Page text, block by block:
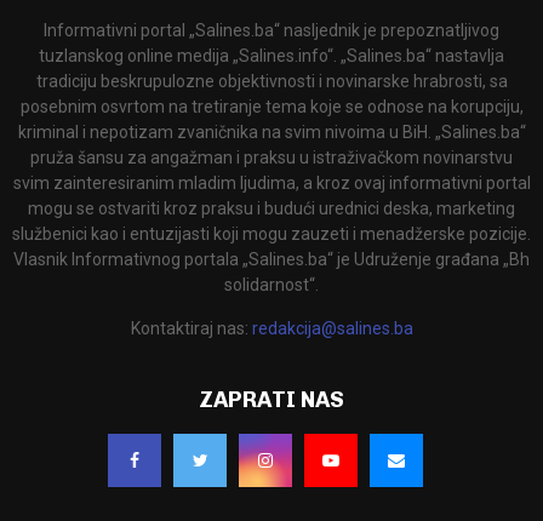
Informativni portal „Salines.ba“ nasljednik je prepoznatljivog
tuzlanskog online medija „Salines.info“. „Salines.ba“ nastavlja
tradiciju beskrupulozne objektivnosti i novinarske hrabrosti, sa
posebnim osvrtom na tretiranje tema koje se odnose na korupciju,
kriminal i nepotizam zvaničnika na svim nivoima u BiH. „Salines.ba“
pruža šansu za angažman i praksu u istraživačkom novinarstvu
svim zainteresiranim mladim ljudima, a kroz ovaj informativni portal
mogu se ostvariti kroz praksu i budući urednici deska, marketing
službenici kao i entuzijasti koji mogu zauzeti i menadžerske pozicije.
Vlasnik Informativnog portala „Salines.ba“ je Udruženje građana „Bh
solidarnost“.
Kontaktiraj nas: redakcija@salines.ba
ZAPRATI NAS